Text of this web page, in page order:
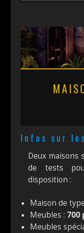
Infos sur
Deux maisons
de tests
disposition :
Maison de
Meubles : 700
Meubles